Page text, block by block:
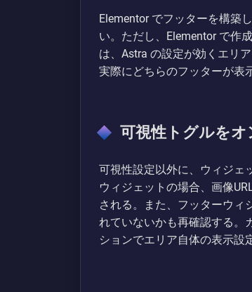
Elementor でフッターを構築
い。ただし、Elementor で作
は、Astra の設定が効くエリ
実際にどちらのフッターが表
可視性トグルを
可視性設定以外に、ウィジェ
ウィジェットの場合、画像
される。また、フッターウィ
れていないかも再確認する。
ションでエリア自体の表示設